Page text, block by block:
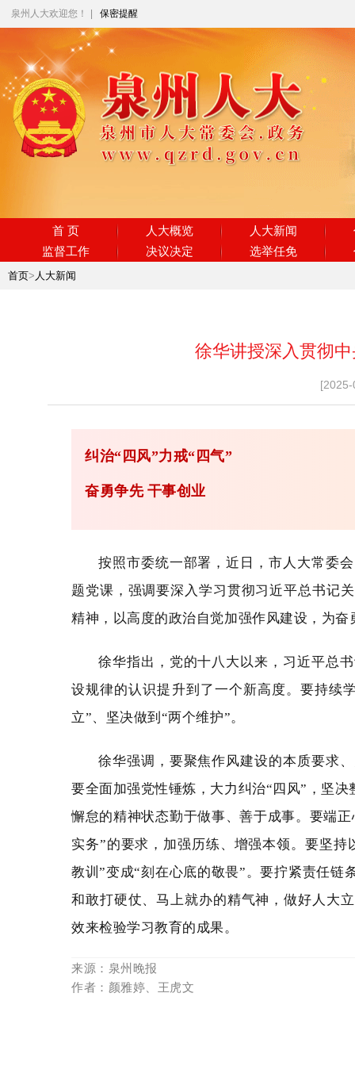
泉州人大欢迎您！ 保密提醒
首 页 人大概览 人大新闻
监督工作
决议决定 选举任免
首页> 人大新闻
徐华讲授深入贯彻
纠治“四风”力戒“四气”
奋勇争先 干事创业
按照市委统一部署，近日，市人大常委
题党课，强调要深入学习贯彻习近平总书记
精神，以高度的政治自觉加强作风建设，为
徐华指出，党的十八大以来，习近平总
设规律的认识提升到了一个新高度。要持续
立”、坚决做到“两个维护”。
徐华强调，要聚焦作风建设的本质要求
要全面加强党性锤炼，大力纠治“四风”，坚
懈怠的精神状态勤于做事、善于成事。要端
实务”的要求，加强历练、增强本领。要坚
教训”变成“刻在心底的敬畏”。要拧紧责任
和敢打硬仗、马上就办的精气神，做好人大
效来检验学习教育的成果。
来源：泉州晚报
作者：颜雅婷、王虎文